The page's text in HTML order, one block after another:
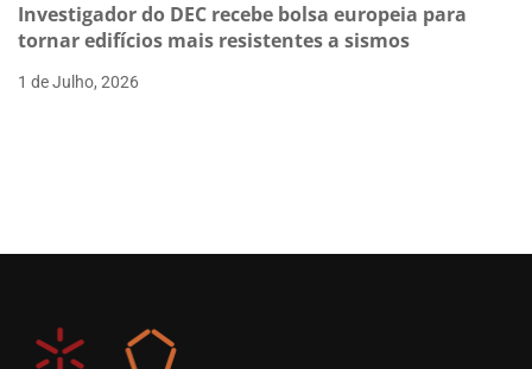
Investigador do DEC recebe bolsa europeia para
tornar edifícios mais resistentes a sismos
1 de Julho, 2026